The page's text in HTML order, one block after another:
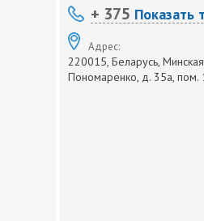
+ 375 Показать
Адрес:
220015, Беларусь,
Пономаренко, д. 35а, пом.